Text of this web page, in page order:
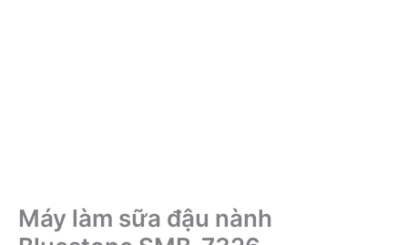
Máy làm sữa đậu nành